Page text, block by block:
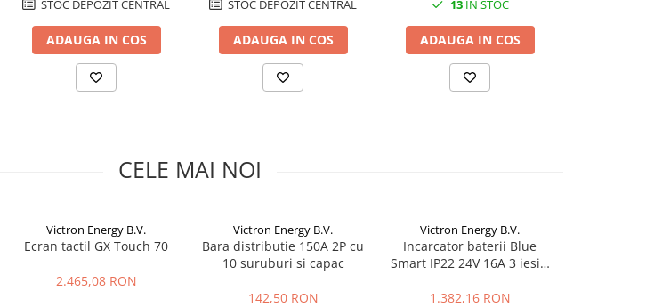
STOC DEPOZIT CENTRAL
ADAUGA IN COS
STOC DEPOZIT CENTRAL
ADAUGA IN COS
13IN STOC
ADAUGA IN COS
CELE MAI NOI
Victron Energy B.V.
Ecran tactil GX Touch 70
2.465,08 RON
Victron Energy B.V.
Bara distributie 150A 2P cu
10 suruburi si capac
142,50 RON
Victron Energy B.V.
Incarcator baterii Blue
Smart IP22 24V 16A 3 iesiri
1.382,16 RON